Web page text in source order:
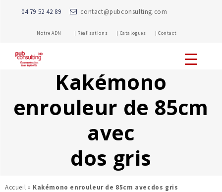
04 79 52 42 89 contact@pubconsulting.com
Notre ADN | Réalisations | Catalogues | Contact
Kakémono
enrouleur de 85cm
avec
dos gris
Accueil » Kakémono enrouleur de 85cm avecdos gris